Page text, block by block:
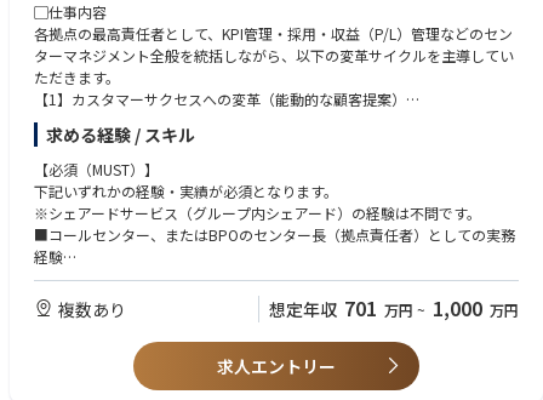
▢仕事内容
各拠点の最高責任者として、KPI管理・採用・収益（P/L）管理などのセン
ターマネジメント全般を統括しながら、以下の変革サイクルを主導してい
ただきます。
【1】カスタマーサクセスへの変革（能動的な顧客提案）
営業活動に同行し、現場視点から顧客の潜在課題やニーズを特定します。
AIとヒトを組み合わせたプロセス改善やDXをプロアクティブに提案し、顧
客の事業成長（サクセス）を支援します。
【2】戦略的なコストコントロール（収益性の極大化）
拠点のP/L責任を持ち、生産性向上と業務効率化を徹底します。
次世代型の収益モデル（BPaaS、成果報酬など）へのスムーズな現場移行
【3】現場のリスキリングとAI戦略の実装
「AI戦略統括部」と連携し、業務運用コスト削減を見据えた技術検証な
ど、最新のAIプロセスを現場へ導入します。
同時に、現場スタッフやSVを「能動的なDX提案者」へと進化させるトレ
求める経験 / スキル
【必須（MUST）】
下記いずれかの経験・実績が必須となります。
※シェアードサービス（グループ内シェアード）の経験は不問です。
■コールセンター、またはBPOのセンター長（拠点責任者）としての実務
経験
■既存のオペレーションを改善・再構築し、成果を出した経験
■AIやITツールを活用した業務効率化、または顧客への提案経験
【応募資格：歓迎】
■300名同等の大規模拠点のマネジメント経験
■BPOベンダー側でのプリセールス・新規案件の垂直立ち上げ経験
複数あり 想定年収 701 万円 ~ 1,000 万円
求人エントリー